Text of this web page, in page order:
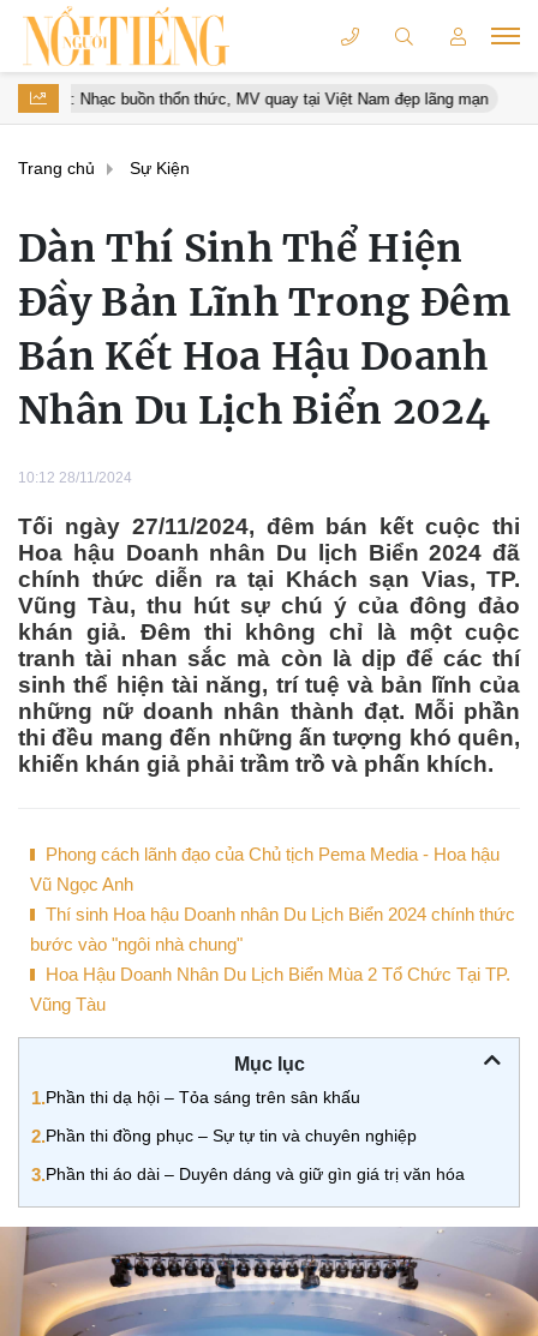
tại Việt Nam đẹp lãng mạn Sports Festival 2026 xác lập Kỷ lục
Trang chủ Sự Kiện
Dàn Thí Sinh Thể Hiện
Đầy Bản Lĩnh Trong Đêm
Bán Kết Hoa Hậu Doanh
Nhân Du Lịch Biển 2024
10:12 28/11/2024
Tối ngày 27/11/2024, đêm bán kết cuộc thi
Hoa hậu Doanh nhân Du lịch Biển 2024 đã
chính thức diễn ra tại Khách sạn Vias, TP.
Vũng Tàu, thu hút sự chú ý của đông đảo
khán giả. Đêm thi không chỉ là một cuộc
tranh tài nhan sắc mà còn là dịp để các thí
sinh thể hiện tài năng, trí tuệ và bản lĩnh của
những nữ doanh nhân thành đạt. Mỗi phần
thi đều mang đến những ấn tượng khó quên,
khiến khán giả phải trầm trồ và phấn khích.
Phong cách lãnh đạo của Chủ tịch Pema Media - Hoa hậu
Vũ Ngọc Anh
Thí sinh Hoa hậu Doanh nhân Du Lịch Biển 2024 chính thức
bước vào "ngôi nhà chung"
Hoa Hậu Doanh Nhân Du Lịch Biển Mùa 2 Tổ Chức Tại TP.
Vũng Tàu
Mục lục
1.Phần thi dạ hội – Tỏa sáng trên sân khấu
2.Phần thi đồng phục – Sự tự tin và chuyên nghiệp
3.Phần thi áo dài – Duyên dáng và giữ gìn giá trị văn hóa